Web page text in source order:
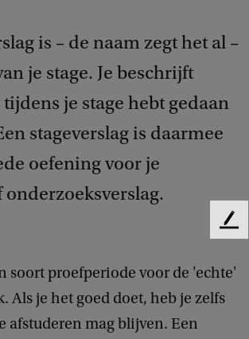
is – de naam zegt het al –
je stage. Je beschrijft
je stage hebt gedaan
stageverslag is daarmee
oefening voor je
onderzoeksverslag.
soort proefperiode voor de 'echte'
Als je het goed doet, heb je zelfs
afstuderen mag blijven. Een
F
d